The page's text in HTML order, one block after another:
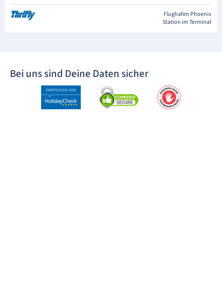
Flughafen Phoenix
Station im Terminal
Bei uns sind Deine Daten sicher